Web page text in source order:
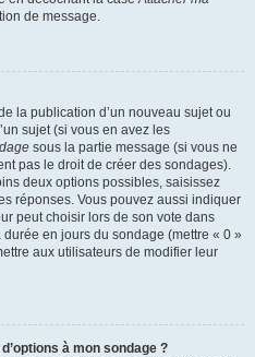
de message.
la publication d’un nouveau sujet ou
sujet (si vous en avez les
sous la partie message (si vous ne
pas le droit de créer des sondages).
deux options possibles, saisissez
réponses. Vous pouvez aussi indiquer
peut choisir lors de son vote dans
en jours du sondage (mettre « 0 »
aux utilisateurs de modifier leur
à mon sondage ?